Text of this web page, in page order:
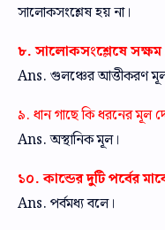
সালোকসংশ্লেষ হয় না।
৮. সালোকসংশ্লেষে
Ans. গুলঞ্চের আত্তীকরণ
৯. ধান গাছে কি ধরনের মূল
Ans. অস্থানিক মূল।
১০. কান্ডের দুটি পর্বের
Ans. পর্বমধ্য বলে।